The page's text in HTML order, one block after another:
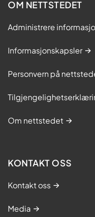
OM NETTSTEDET
Administrere
Informasjonskapsler
Personvern på
Om nettstedet
KONTAKT OSS
Kontakt oss
Media